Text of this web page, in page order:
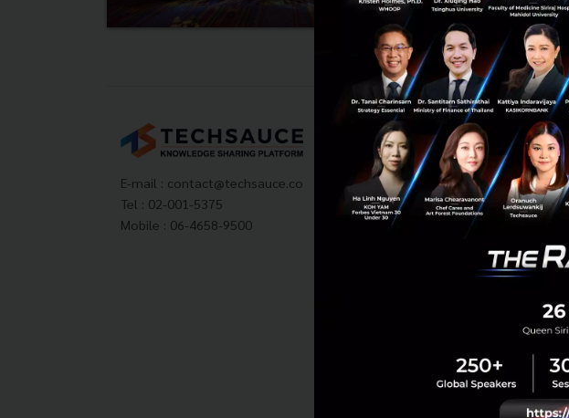
0
News Startup Startup
E-mail : contact@techsauce.co
Tel : 02-001-5375
Mobile : 06-4658-9500
Techsauce Media
About Techsauce
Techsauce Services
Privacy Policy
ส่งบทความ
Techsauce Global Summit